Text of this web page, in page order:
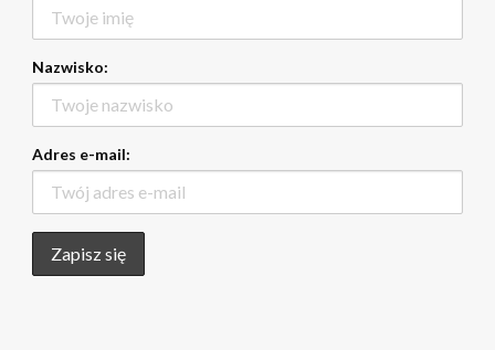
Nazwisko:
Adres e-mail: